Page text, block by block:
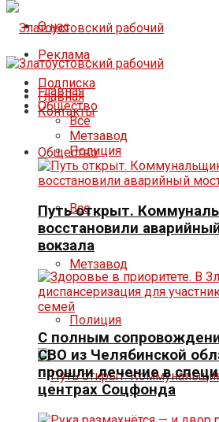
О нас
Реклама
Подписка
Контакты
Главная
Общество
Все
Метзавод
Полиция
Главная
Общество
Все
Метзавод
Полиция
Путь открыт.
восстановили
вокзала
С полным
СВО из Челябинской
прошли лечение в
центрах Соцфонда